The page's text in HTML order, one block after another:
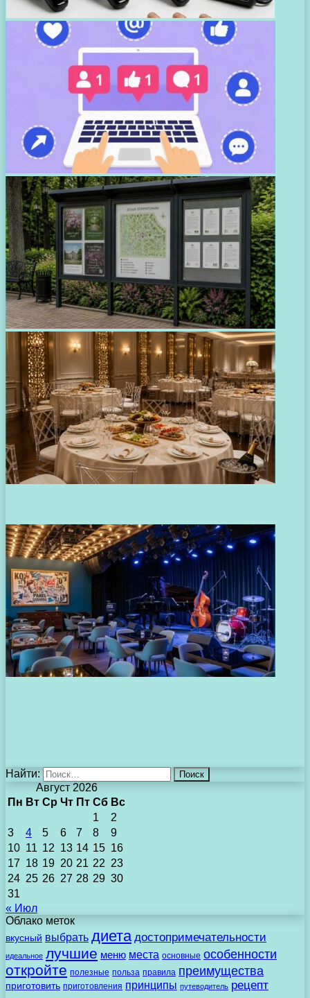
Найти:
Август 2026
Пн Вт Ср Чт Пт Сб Вс
1
2
3
4 5 6 7 8
9
10 11 12 13 14 15 16
17 18 19 20 21 22 23
24 25 26 27 28 29 30
31
« Июл
Облако меток
вкусный выбрать диета достопримечательности
идеальное лучшие меню места основные особенности
откройте полезные польза правила преимущества
приготовить приготовления принципы путеводитель рецепт